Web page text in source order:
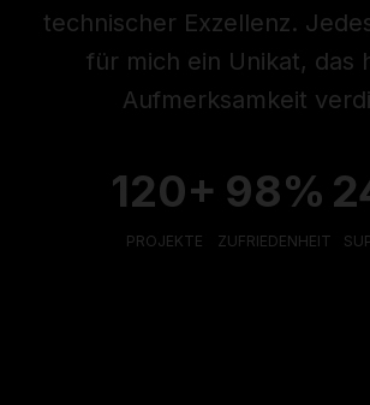
technischer Exzellenz.
für mich ein Unikat, das
Aufmerksamkeit
120+
PROJEKTE
98%
ZUFRIEDENHEIT